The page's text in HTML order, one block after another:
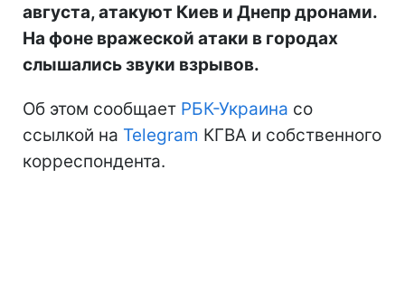
августа, атакуют Киев и Днепр дронами.
На фоне вражеской атаки в городах
слышались звуки взрывов.
Об этом сообщает РБК-Украина со
ссылкой на Telegram КГВА и собственного
корреспондента.